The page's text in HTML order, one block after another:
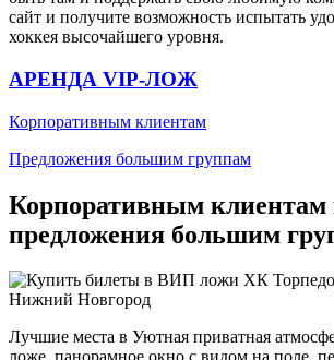
сайт и получите возможность испытать
хоккея высочайшего уровня.
АРЕНДА VIP-ЛОЖ
Корпоративным клиентам
Предложения большим группам
Корпоративным клиентам
предложения большим
Лучшие места в Уютная приватная